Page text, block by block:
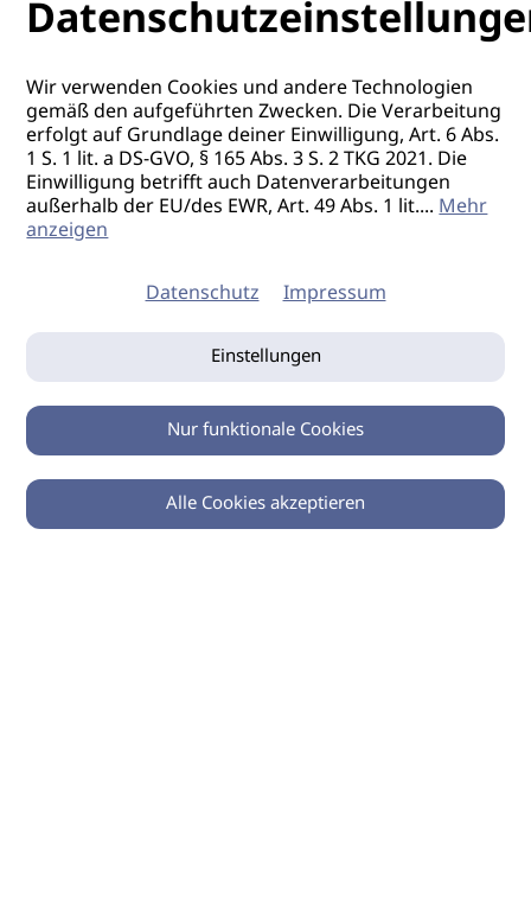
0
Wir verwenden Cookies und andere Technologien
gemäß den aufgeführten Zwecken. Die Verarbeitung
erfolgt auf Grundlage deiner Einwilligung, Art. 6 Abs.
1 S. 1 lit. a DS-GVO, § 165 Abs. 3 S. 2 TKG 2021. Die
Einwilligung betrifft auch Datenverarbeitungen
außerhalb der EU/des EWR, Art. 49 Abs. 1 lit....Mehr
anzeigen
Datenschutz Impressum
Einstellungen
Nur funktionale Cookies
Alle Cookies akzeptieren